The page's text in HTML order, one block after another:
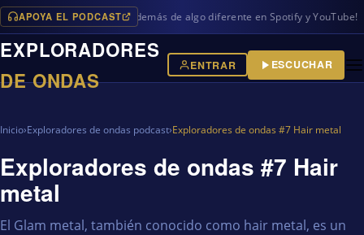
APOYA EL PODCAST
programas en iVoox, además de algo diferente en Spotify y YouTube!
EXPLORADORES
DE ONDAS
ENTRAR ESCUCHAR
Inicio›Exploradores de ondas podcast›Exploradores de ondas #7 Hair metal
Exploradores de ondas #7 Hair
metal
El Glam metal, también conocido como hair metal, es un